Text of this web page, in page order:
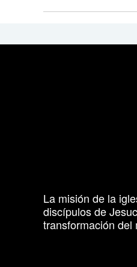
La misión de la
discípulos de
transformación del